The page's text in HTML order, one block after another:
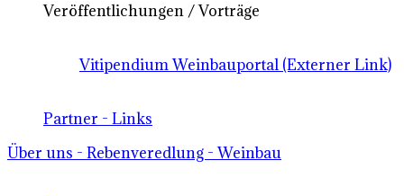
Veröffentlichungen / Vorträge
Vitipendium Weinbauportal (Externer Link)
Partner - Links
Über uns - Rebenveredlung - Weinbau